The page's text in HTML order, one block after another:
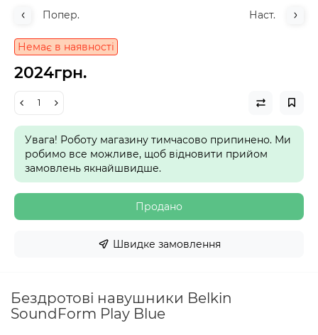
Попер. Наст.
Немає в наявності
2024грн.
Увага! Роботу магазину тимчасово припинено. Ми
робимо все можливе, щоб відновити прийом
замовлень якнайшвидше.
Продано
Швидке замовлення
Бездротові навушники Belkin
SoundForm Play Blue